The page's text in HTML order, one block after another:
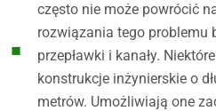
często nie może powrócić
rozwiązania tego problemu
przepławki i kanały.
konstrukcje inżynierskie o
metrów. Umożliwiają one